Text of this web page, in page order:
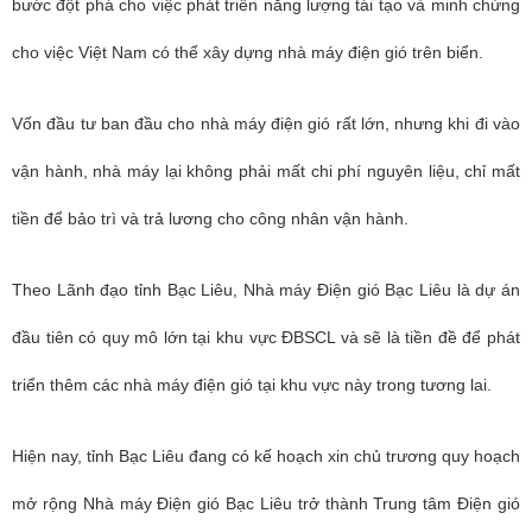
bước đột phá cho việc phát triển năng lượng tái tạo và minh chứng
cho việc Việt Nam có thể xây dựng nhà máy điện gió trên biển.
Vốn đầu tư ban đầu cho nhà máy điện gió rất lớn, nhưng khi đi vào
vận hành, nhà máy lại không phải mất chi phí nguyên liệu, chỉ mất
tiền để bảo trì và trả lương cho công nhân vận hành.
Theo Lãnh đạo tỉnh Bạc Liêu, Nhà máy Điện gió Bạc Liêu là dự án
đầu tiên có quy mô lớn tại khu vực ĐBSCL và sẽ là tiền đề để phát
triển thêm các nhà máy điện gió tại khu vực này trong tương lai.
Hiện nay, tỉnh Bạc Liêu đang có kế hoạch xin chủ trương quy hoạch
mở rộng Nhà máy Điện gió Bạc Liêu trở thành Trung tâm Điện gió